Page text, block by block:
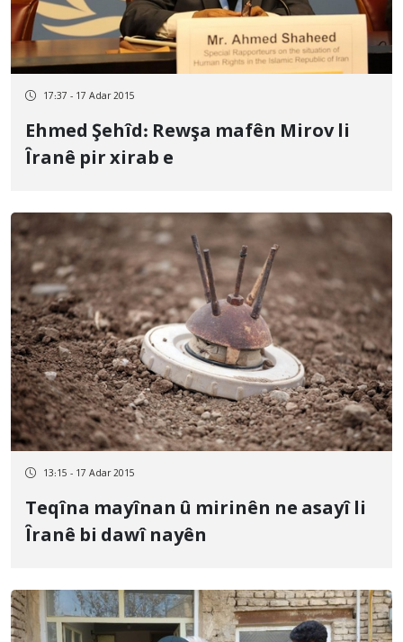
17:37 - 17 Adar 2015
Ehmed Şehîd: Rewşa mafên Mirov li
Îranê pir xirab e
13:15 - 17 Adar 2015
Teqîna mayînan û mirinên ne asayî li
Îranê bi dawî nayên